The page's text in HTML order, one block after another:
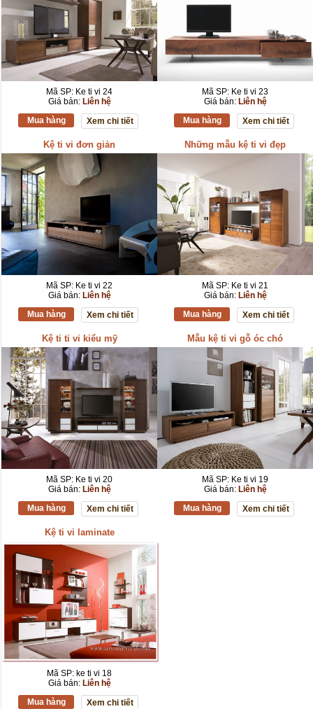
Mã SP: Ke ti vi 24
Giá bán: Liên hệ
Mua hàng
Xem chi tiết
Mã SP: Ke ti vi 23
Giá bán: Liên hệ
Mua hàng
Xem chi tiết
Kệ ti vi đơn giản
Mã SP: Ke ti vi 22
Giá bán: Liên hệ
Mua hàng
Xem chi tiết
Những mẫu kệ ti vi đẹp
Mã SP: Ke ti vi 21
Giá bán: Liên hệ
Mua hàng
Xem chi tiết
Kệ ti ti vi kiểu mỹ
Mã SP: Ke ti vi 20
Giá bán: Liên hệ
Mua hàng
Xem chi tiết
Mẫu kệ ti vi gỗ óc chó
Mã SP: Ke ti vi 19
Giá bán: Liên hệ
Mua hàng
Xem chi tiết
Kệ ti vi laminate
Mã SP: ke ti vi 18
Giá bán: Liên hệ
Mua hàng
Xem chi tiết